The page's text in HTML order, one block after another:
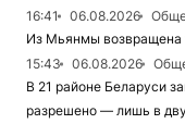
16:41
06.08.2026
Из Мьянмы возвращена
15:43
06.08.2026
В 21 районе Беларуси
разрешено — лишь в